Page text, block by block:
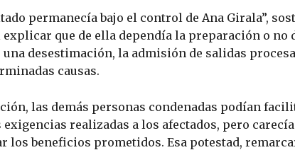
permanecía bajo el control de Ana Girala”,
que de ella dependía la preparación o no
desestimación, la admisión de salidas
causas.
las demás personas condenadas podían
realizadas a los afectados, pero
los beneficios prometidos. Esa potestad,